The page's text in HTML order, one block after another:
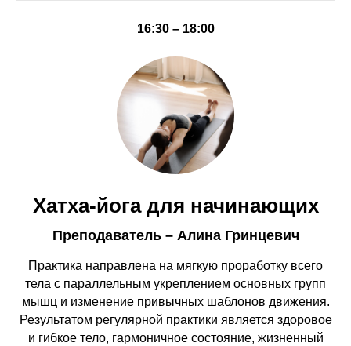
16:30 – 18:00
Хатха-йога для начинающих
Преподаватель – Алина Гринцевич
Практика направлена на мягкую проработку всего
тела с параллельным укреплением основных групп
мышц и изменение привычных шаблонов движения.
Результатом регулярной практики является здоровое
и гибкое тело, гармоничное состояние, жизненный